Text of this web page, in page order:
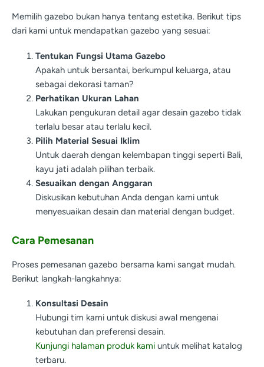
Memilih gazebo bukan hanya tentang estetika. Berikut tips
dari kami untuk mendapatkan gazebo yang sesuai:
Tentukan Fungsi Utama Gazebo
Apakah untuk bersantai, berkumpul keluarga, atau
sebagai dekorasi taman?
Perhatikan Ukuran Lahan
Lakukan pengukuran detail agar desain gazebo tidak
terlalu besar atau terlalu kecil.
Pilih Material Sesuai Iklim
Untuk daerah dengan kelembapan tinggi seperti Bali,
kayu jati adalah pilihan terbaik.
Sesuaikan dengan Anggaran
Diskusikan kebutuhan Anda dengan kami untuk
menyesuaikan desain dan material dengan budget.
Cara Pemesanan
Proses pemesanan gazebo bersama kami sangat mudah.
Berikut langkah-langkahnya:
Konsultasi Desain
Hubungi tim kami untuk diskusi awal mengenai
kebutuhan dan preferensi desain.
Kunjungi halaman produk kami untuk melihat katalog
terbaru.